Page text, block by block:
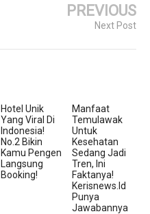
PREVIOUS
Next Post
Hotel Unik
Yang Viral Di
Indonesia!
No.2 Bikin
Kamu Pengen
Langsung
Booking!
Manfaat
Temulawak
Untuk
Kesehatan
Sedang Jadi
Tren, Ini
Faktanya!
Kerisnews.id
Punya
Jawabannya